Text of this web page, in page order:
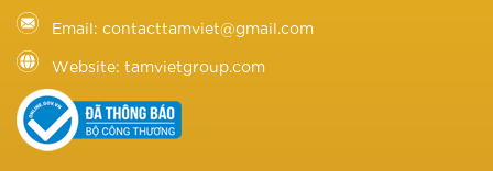
Email: contacttamviet@gmail.com
Website: tamvietgroup.com